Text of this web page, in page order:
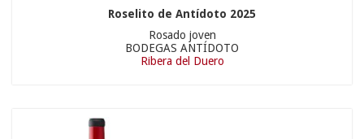
Roselito de Antídoto 2025
Rosado joven
BODEGAS ANTÍDOTO
Ribera del Duero